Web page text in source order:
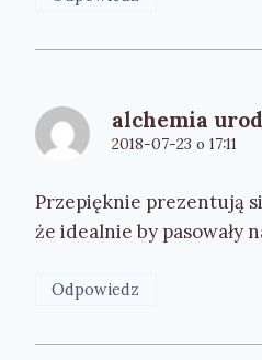
alchemia
2018-07-23 o 17:11
Przepięknie prezentują
że idealnie by pasowały
Odpowiedz